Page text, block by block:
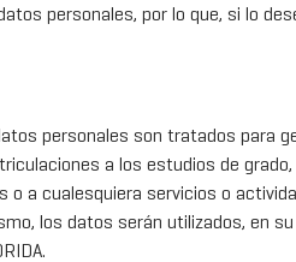
personales, por lo que, si lo
personales son tratados para
a los estudios de
o a cualesquiera servicios o
los datos serán utilizados, en